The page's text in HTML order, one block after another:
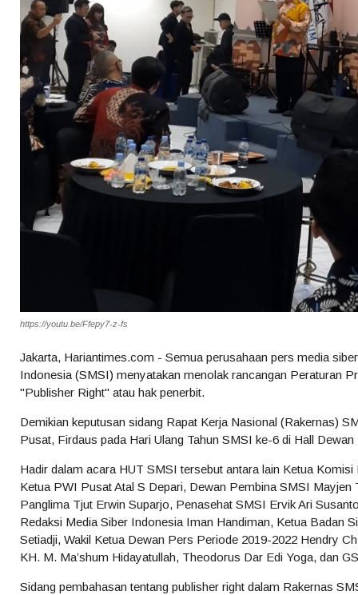
https://youtu.be/Ffepy7-z-fs
Jakarta, Hariantimes.com - Semua perusahaan pers media
Indonesia (SMSI) menyatakan menolak rancangan Peraturan
"Publisher Right" atau hak penerbit.
Demikian keputusan sidang Rapat Kerja Nasional (Rakernas)
Pusat, Firdaus pada Hari Ulang Tahun SMSI ke-6 di Hall
Hadir dalam acara HUT SMSI tersebut antara lain Ketua
Ketua PWI Pusat Atal S Depari, Dewan Pembina SMSI
Panglima Tjut Erwin Suparjo, Penasehat SMSI Ervik Ari
Redaksi Media Siber Indonesia Iman Handiman, Ketua Badan
Setiadji, Wakil Ketua Dewan Pers Periode 2019-2022 Hendry
KH. M. Ma’shum Hidayatullah, Theodorus Dar Edi Yoga, dan
Sidang pembahasan tentang publisher right dalam Rakernas